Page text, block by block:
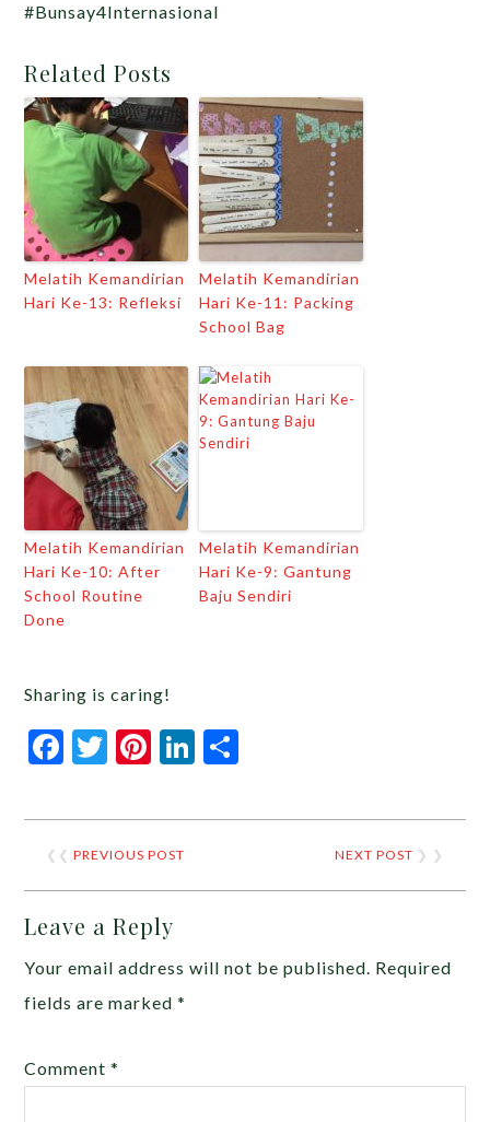
#Bunsay4Internasional
Related Posts
Melatih Kemandirian
Hari Ke-13: Refleksi
Melatih Kemandirian
Hari Ke-11: Packing
School Bag
Melatih Kemandirian
Hari Ke-10: After
School Routine
Done
Melatih Kemandirian
Hari Ke-9: Gantung
Baju Sendiri
Sharing is caring!
Facebook
Twitter
Pinterest
LinkedIn
❮❮PREVIOUS POST NEXT POST ❯ ❯
Leave a Reply
Your email address will not be published. Required
fields are marked*
Comment*